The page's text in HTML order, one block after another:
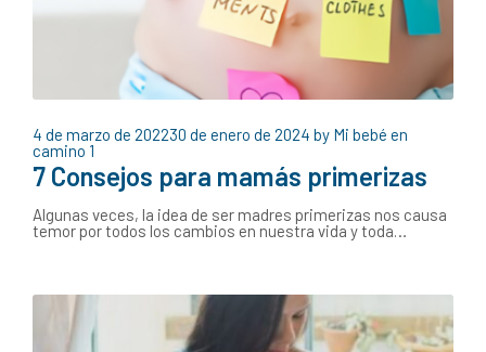
4 de marzo de 202230 de enero de 2024 by Mi bebé en
camino 1
7 Consejos para mamás primerizas
Algunas veces, la idea de ser madres primerizas nos causa
temor por todos los cambios en nuestra vida y toda…